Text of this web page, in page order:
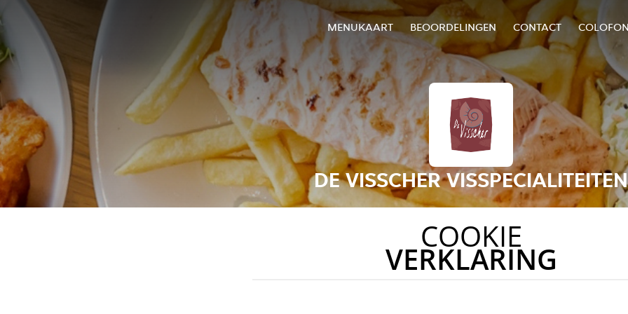
MENUKAART BEOORDELINGEN CONTACT
DE VISSCHER VISSPECIALITEITEN
COOKIE
VERKLARING